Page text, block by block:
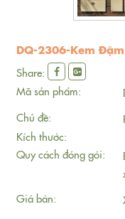
DQ-2306-Kem
Share:
Mã sản phẩm:
Chủ đề:
Kích thước:
Quy cách đóng gói:
Giá bán: